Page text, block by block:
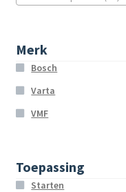
Merk
Bosch
Varta
VMF
Toepassing
Starten